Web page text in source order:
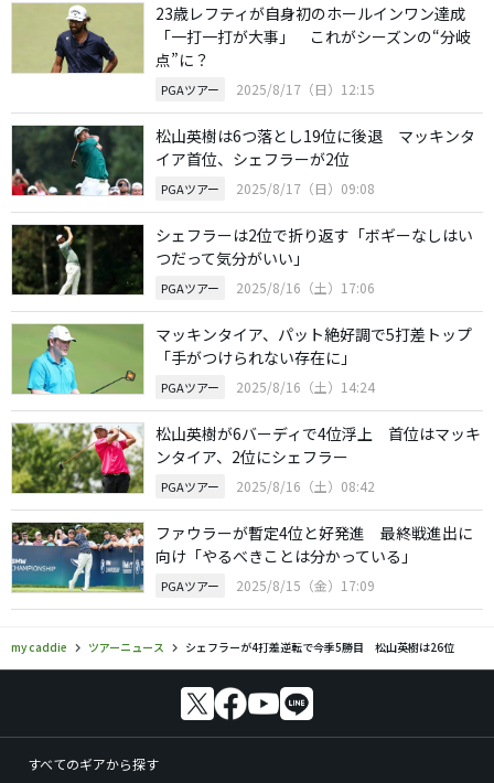
23歳レフティが自身初のホールインワン達成
「一打一打が大事」 これがシーズンの“分岐
点”に？
PGAツアー 2025/8/17（日）12:15
松山英樹は6つ落とし19位に後退 マッキンタ
イア首位、シェフラーが2位
PGAツアー 2025/8/17（日）09:08
シェフラーは2位で折り返す「ボギーなしはい
つだって気分がいい」
PGAツアー 2025/8/16（土）17:06
マッキンタイア、パット絶好調で5打差トップ
「手がつけられない存在に」
PGAツアー 2025/8/16（土）14:24
松山英樹が6バーディで4位浮上 首位はマッキ
ンタイア、2位にシェフラー
PGAツアー 2025/8/16（土）08:42
ファウラーが暫定4位と好発進 最終戦進出に
向け「やるべきことは分かっている」
PGAツアー 2025/8/15（金）17:09
my caddie ツアーニュース シェフラーが4打差逆転で今季5勝目 松山英樹は26位
すべてのギアから探す